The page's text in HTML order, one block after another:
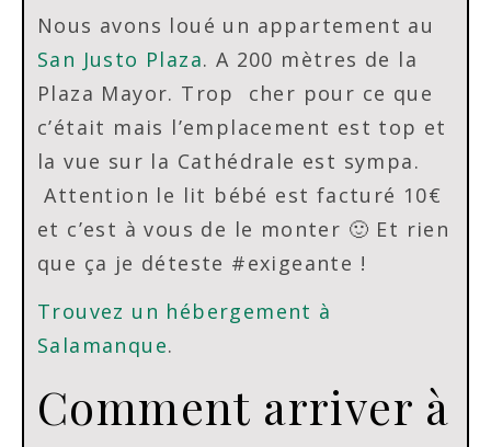
Nous avons loué un appartement au
San Justo Plaza. A 200 mètres de la
Plaza Mayor. Trop cher pour ce que
c’était mais l’emplacement est top et
la vue sur la Cathédrale est sympa.
Attention le lit bébé est facturé 10€
et c’est à vous de le monter 🙂 Et rien
que ça je déteste #exigeante !
Trouvez un hébergement à
Salamanque.
Comment arriver à